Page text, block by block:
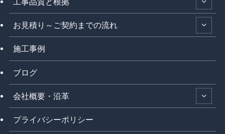
お見積り～ご契約までの流れ
施工事例
ブログ
会社概要・沿革
プライバシーポリシー